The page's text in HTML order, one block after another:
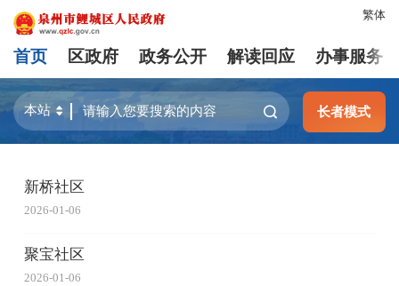
繁体
首页 区政府 政务公开 解读回应 办事服务
长者模式
新桥社区
2026-01-06
聚宝社区
2026-01-06